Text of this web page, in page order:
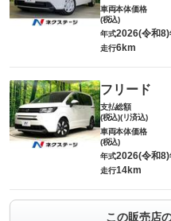
車両本体価格
(税込)
年式2026(令和8)
走行6km
フリード
支払総額
(税込)(リ済込)
車両本体価格
(税込)
年式2026(令和8)
走行14km
この販売店